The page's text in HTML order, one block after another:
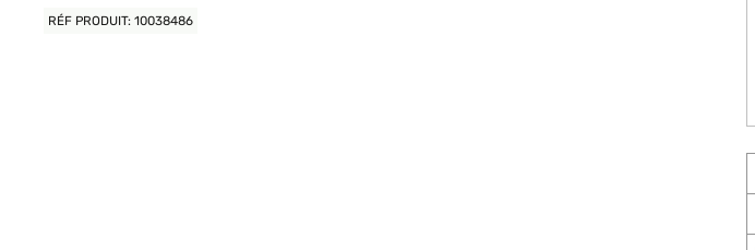
RÉF PRODUIT: 10038486